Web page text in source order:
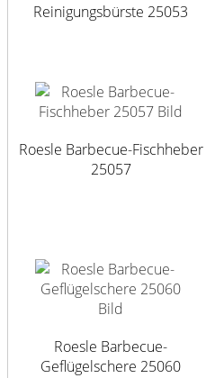
Reinigungsbürste 25053
Roesle Barbecue-Fischheber
25057
Roesle Barbecue-
Geflügelschere 25060